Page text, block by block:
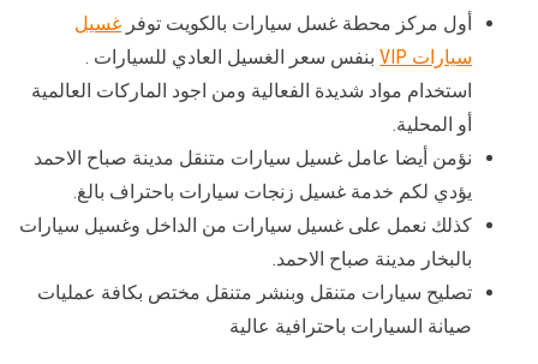
أول مركز محطة غسل سيارات بالكويت توفر غسيل
سيارات VIP
بنفس سعر الغسيل العادي للسيارات .
استخدام مواد شديدة الفعالية ومن اجود الماركات العالمية
أو المحلية.
نؤمن أيضا عامل غسيل سيارات متنقل مدينة صباح الاحمد
يؤدي لكم خدمة غسيل زنجات سيارات باحتراف بالغ.
كذلك نعمل على غسيل سيارات من الداخل وغسيل سيارات
بالبخار مدينة صباح الاحمد.
تصليح سيارات متنقل وبنشر متنقل مختص بكافة عمليات
صيانة السيارات باحترافية عالية